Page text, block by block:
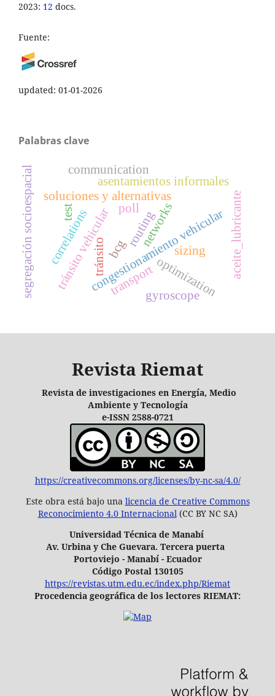
2023: 12 docs.
Fuente:
updated: 01-01-2026
Palabras clave
tránsito
tránsito vehicularcongestionamiento vehicular
soluciones y alternativas
segregación socioespacial asentamientos informales
communication
networks
optimization
routing
sizing
transport
aceite_lubricante
poll
correlations
test
bcg
gyroscope
Revista Riemat
Revista de investigaciones en Energía, Medio
Ambiente y Tecnología
e-ISSN 2588-0721
https://creativecommons.org/licenses/by-nc-sa/4.0/
Este obra está bajo una licencia de Creative Commons
Reconocimiento 4.0 Internacional(CC BY NC SA)
Universidad Técnica de Manabí
Av. Urbina y Che Guevara. Tercera puerta
Portoviejo - Manabí - Ecuador
Código Postal 130105
https://revistas.utm.edu.ec/index.php/Riemat
Procedencia geográfica de los lectores RIEMAT: